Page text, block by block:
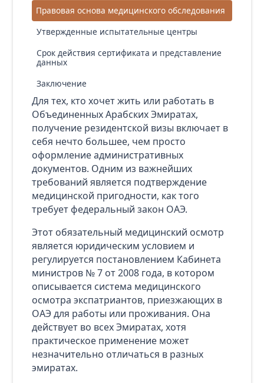
Правовая основа медицинского обследования
Утвержденные испытательные центры
Срок действия сертификата и представление
данных
Заключение
Для тех, кто хочет жить или работать в
Объединенных Арабских Эмиратах,
получение резидентской визы включает в
себя нечто большее, чем просто
оформление административных
документов. Одним из важнейших
требований является подтверждение
медицинской пригодности, как того
требует федеральный закон ОАЭ.
Этот обязательный медицинский осмотр
является юридическим условием и
регулируется постановлением Кабинета
министров № 7 от 2008 года, в котором
описывается система медицинского
осмотра экспатриантов, приезжающих в
ОАЭ для работы или проживания. Она
действует во всех Эмиратах, хотя
практическое применение может
незначительно отличаться в разных
эмиратах.